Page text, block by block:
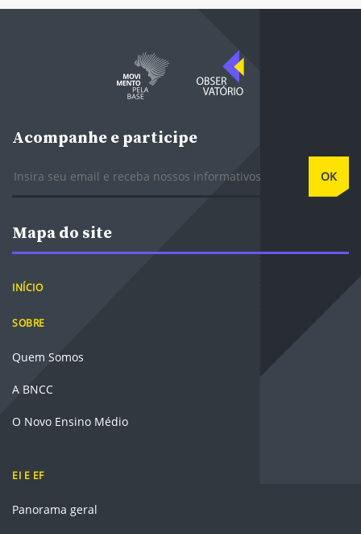
Acompanhe e participe
OK
Mapa do site
INÍCIO
SOBRE
Quem Somos
A BNCC
O Novo Ensino Médio
EI E EF
Panorama geral